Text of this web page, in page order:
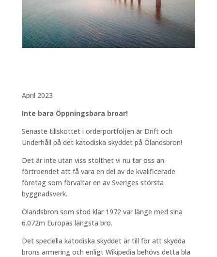
April 2023
Inte bara Öppningsbara broar!
Senaste tillskottet i orderportföljen är Drift och
Underhåll på det katodiska skyddet på Ölandsbron!
Det är inte utan viss stolthet vi nu tar oss an
förtroendet att få vara en del av de kvalificerade
företag som förvaltar en av Sveriges största
byggnadsverk.
Ölandsbron som stod klar 1972 var länge med sina
6.072m Europas längsta bro.
Det speciella katodiska skyddet är till för att skydda
brons armering och enligt Wikipedia behövs detta bla